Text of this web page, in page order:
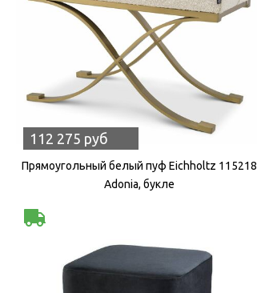
112 275 руб
Прямоугольный белый пуф Eichholtz 115218
Adonia, букле